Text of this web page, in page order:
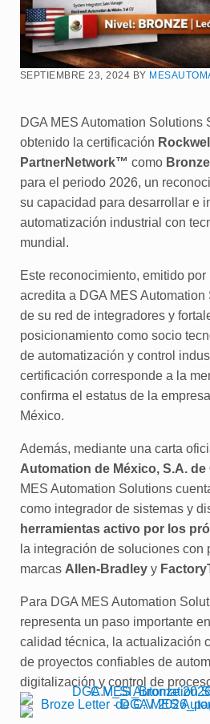
SEPTIEMBRE 23, 2024 BY
DGA MES Automation Solutions
obtenido la certificación
PartnerNetwork™ como
para el periodo 2026, un
su capacidad para desarrollar e
automatización industrial con
mundial.
Este reconocimiento, emitido
acredita a DGA MES
de su red de integradores y
posicionamiento como socio
de automatización y control
certificación corresponde a la
confirma el estatus de la
México.
Además, mediante una carta
Automation de México, S.A. de
MES Automation Solutions
como integrador de sistemas y
herramientas activo por los
la integración de soluciones con
marcas Allen-Bradleyy
Para DGA MES Automation
representa un paso importante
calidad técnica, la actualización
de proyectos confiables de
digitalización y control de